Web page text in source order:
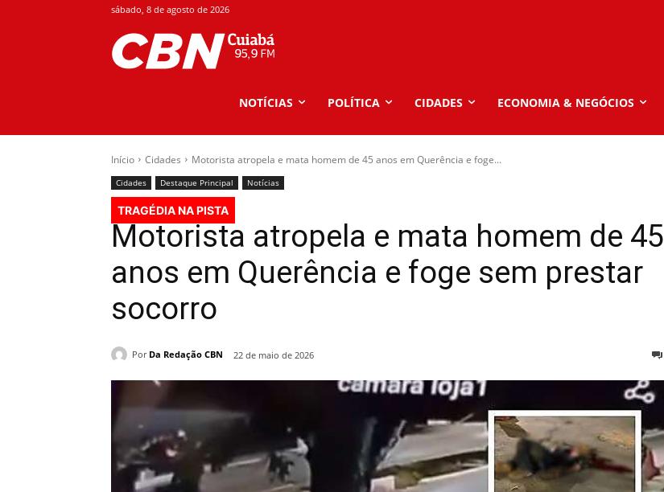
sábado, 8 de agosto de 2026
NOTÍCIAS POLÍTICA CIDADES ECONOMIA & NEGÓCIOS
Início Cidades Motorista atropela e mata homem de 45 anos em Querência e foge...
Cidades Destaque Principal Notícias
TRAGÉDIA NA PISTA
Motorista atropela e mata homem de 45
anos em Querência e foge sem prestar
socorro
Por Da Redação CBN 22 de maio de 2026